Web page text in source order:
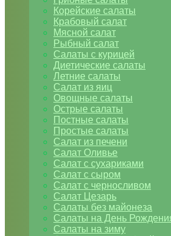
Корейские салаты
Крабовый салат
Мясной салат
Рыбный салат
Салаты с курицей
Диетические салаты
Летние салаты
Салат из яиц
Овощные салаты
Острые салаты
Постные салаты
Простые салаты
Салат из печени
Салат Оливье
Салат с сухариками
Салат с сыром
Салат с черносливом
Салат Цезарь
Салаты без майонеза
Салаты на День
Салаты на зиму